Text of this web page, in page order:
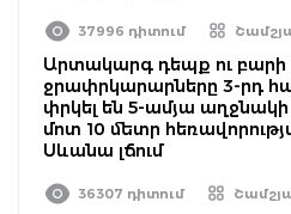
37996 դիտում
Արտակարգ դեպք ու բարի
ջրափրկարարները 3-րդ
փրկել են 5-ամյա
մոտ 10 մետր
Սևանա լճում
36307 դիտում